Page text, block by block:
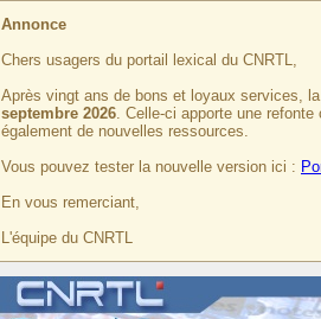
Annonce
Chers usagers du portail lexical du CNRTL,
Après vingt ans de bons et loyaux services,
septembre 2026. Celle-ci apporte une
également de nouvelles ressources.
Vous pouvez tester la nouvelle version ici :
En vous remerciant,
L'équipe du CNRTL